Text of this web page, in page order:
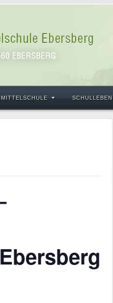
MITTELSCHULE SCHULLEBEN